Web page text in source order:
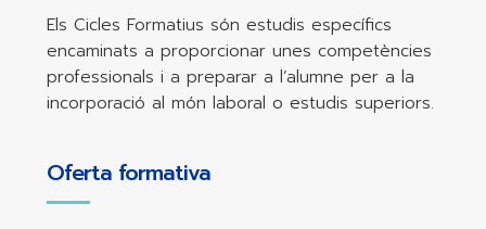
Els Cicles Formatius són estudis específics
encaminats a proporcionar unes competències
professionals i a preparar a l’alumne per a la
incorporació al món laboral o estudis superiors.
Oferta formativa